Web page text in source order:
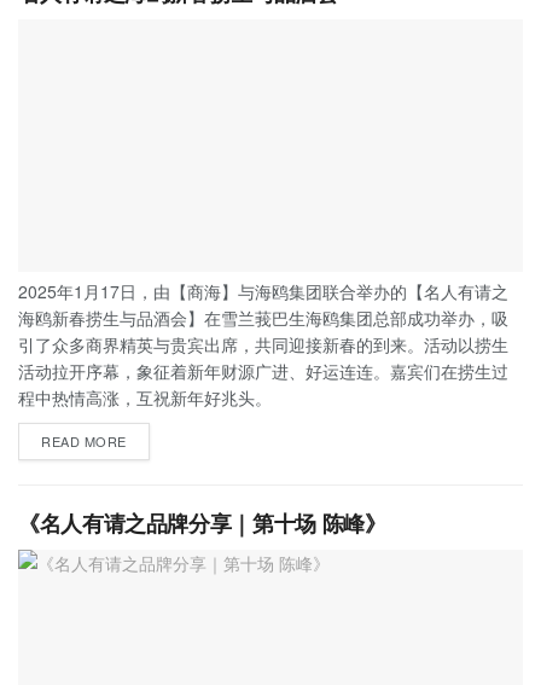
2025年1月17日，由【商海】与海鸥集团联合举办的【名人有请之
海鸥新春捞生与品酒会】在雪兰莪巴生海鸥集团总部成功举办，吸
引了众多商界精英与贵宾出席，共同迎接新春的到来。活动以捞生
活动拉开序幕，象征着新年财源广进、好运连连。嘉宾们在捞生过
程中热情高涨，互祝新年好兆头。
READ MORE
《名人有请之品牌分享｜第十场 陈峰》